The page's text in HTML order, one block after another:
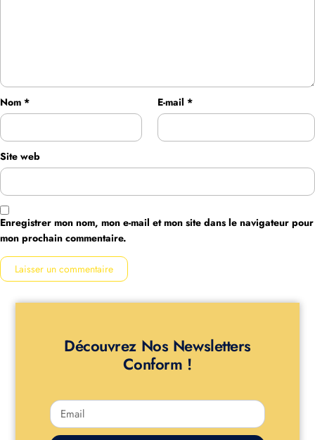
Nom * E-mail *
Site web
Enregistrer mon nom, mon e-mail et mon site dans le navigateur pour
mon prochain commentaire.
Découvrez Nos Newsletters
Conform !